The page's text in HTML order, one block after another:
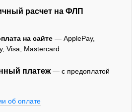
расчет на ФЛП
на сайте — ApplePay,
Visa, Mastercard
платеж— с предоплатой
об оплате